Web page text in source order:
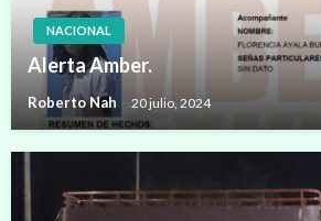
NACIONAL
Alerta Amber.
Roberto Nah 20 julio, 2024